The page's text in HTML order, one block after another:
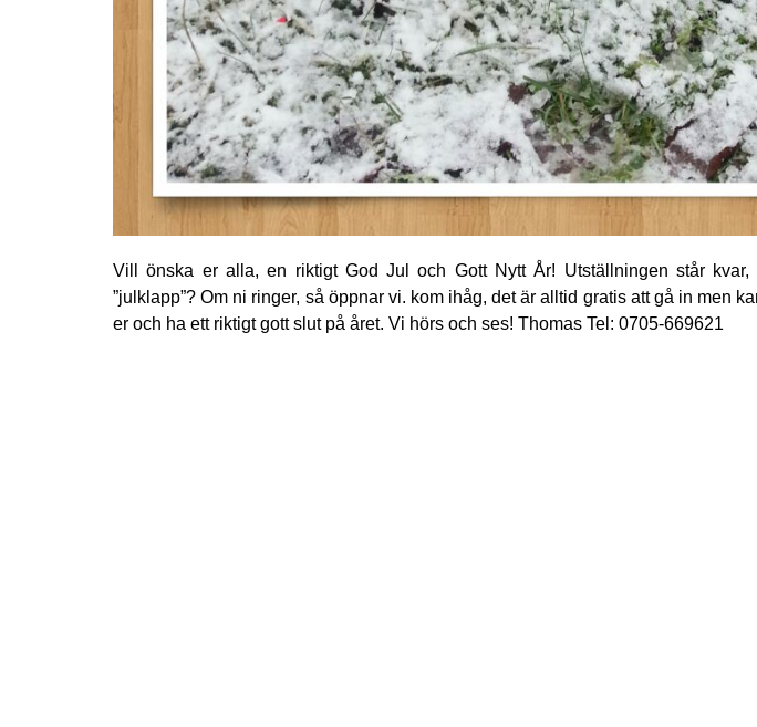
Vill önska er alla, en riktigt God Jul och Gott Nytt År! Utställningen står
”julklapp”? Om ni ringer, så öppnar vi. kom ihåg, det är alltid gratis att gå in men
er och ha ett riktigt gott slut på året. Vi hörs och ses! Thomas Tel: 0705-669621